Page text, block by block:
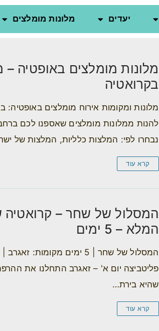
יעדים מלונות מומלצים
מלונות מומלצים באופטיה –
בקרואטיה
מלונות ומקומות אירוח מומלצים באופטיה:
להנות ממלונות מומלצים שאספנו לכם
נבחרו לפי: המלצות כלליות, המלצות של
קרא עוד
המסלול של שחר – קרואטיה
המלא – 5 ימים
המסלול של שחר | 5 ימים
פליטביצה יום א' – זאגרב התחלנו את
שהיא בירת…
קרא עוד